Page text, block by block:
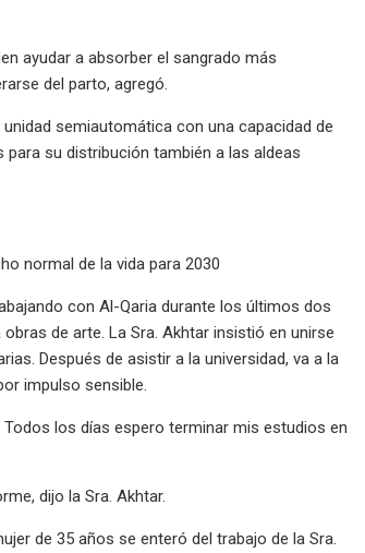
ayudar a absorber el sangrado más
del parto, agregó.
semiautomática con una capacidad de
su distribución también a las aldeas
normal de la vida para 2030
con Al-Qaria durante los últimos dos
de arte. La Sra. Akhtar insistió en unirse
Después de asistir a la universidad, va a la
impulso sensible.
Todos los días espero terminar mis estudios en
dijo la Sra. Akhtar.
de 35 años se enteró del trabajo de la Sra.